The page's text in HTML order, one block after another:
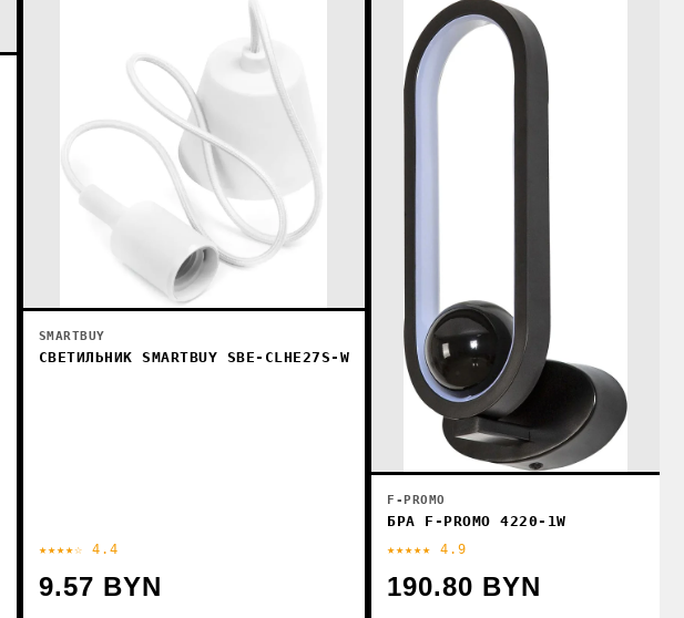
SMARTBUY
СВЕТИЛЬНИК SMARTBUY SBE-CLHE27S-W
★★★★☆ 4.4
9.57 BYN
F-PROMO
БРА F-PROMO 4220-1W
★★★★★ 4.9
190.80 BYN